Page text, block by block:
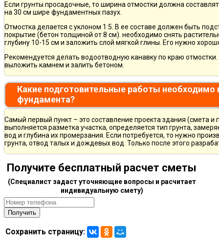
Если грунты просадочные, то ширина отмостки должна
на 30 см шире фундаментных пазух.
Отмостка делается с уклоном 1:5. В ее составе должен быть
покрытие (бетон толщиной от 8 см). необходимо снять
глубину 10-15 см и заложить слой мягкой глины. Его нужно
Рекомендуется делать водоотводную канавку по краю
выложить камнем и залить бетоном.
Какие подготовительные работы необходимо
фундамента?
Самый первый пункт – это составление проекта здания (смета
выполняется разметка участка, определяется тип грунта,
вод и глубина их промерзания. Если потребуется, то нужно
грунта, отвод талых и дождевых вод. Только после этого
Получите бесплатный расчет сметы
(Специалист задаст уточняющие вопросы и расчитает
индивидуальную смету)
Сохранить страницу: